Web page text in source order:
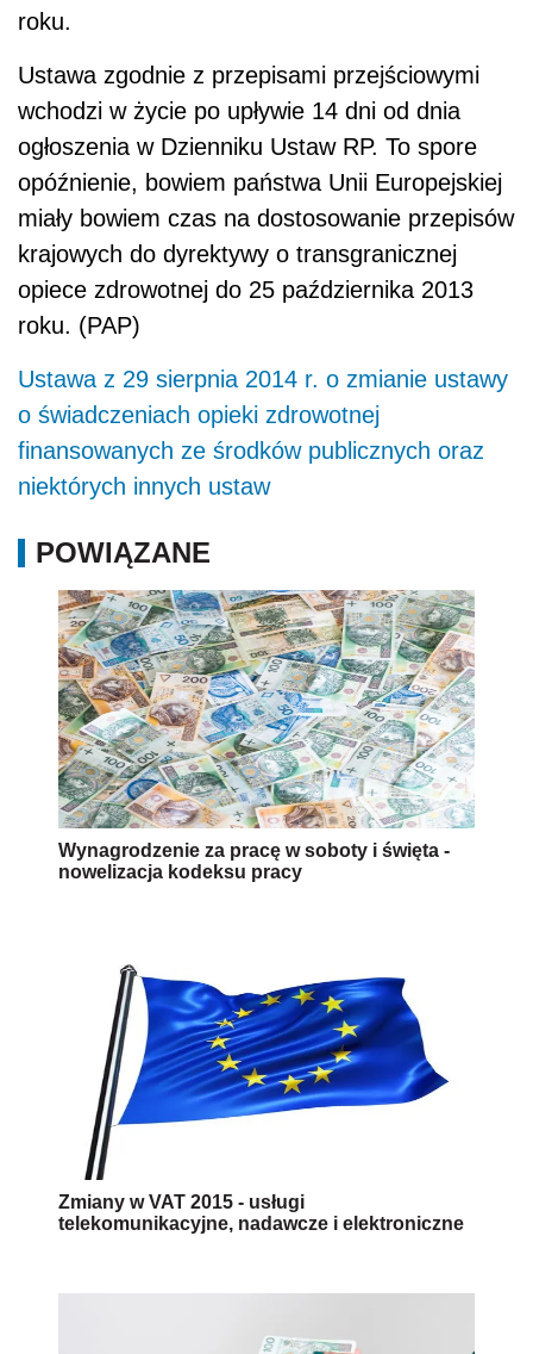
roku.
Ustawa zgodnie z przepisami przejściowymi
wchodzi w życie po upływie 14 dni od dnia
ogłoszenia w Dzienniku Ustaw RP. To spore
opóźnienie, bowiem państwa Unii Europejskiej
miały bowiem czas na dostosowanie przepisów
krajowych do dyrektywy o transgranicznej
opiece zdrowotnej do 25 października 2013
roku. (PAP)
Ustawa z 29 sierpnia 2014 r. o zmianie ustawy
o świadczeniach opieki zdrowotnej
finansowanych ze środków publicznych oraz
niektórych innych ustaw
POWIĄZANE
Wynagrodzenie za pracę w soboty i święta -
nowelizacja kodeksu pracy
Zmiany w VAT 2015 - usługi
telekomunikacyjne, nadawcze i elektroniczne